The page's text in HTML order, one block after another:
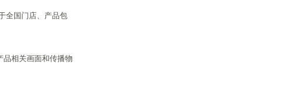
全国门店、产品包
品相关画面和传播物